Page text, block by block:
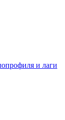
и лаги